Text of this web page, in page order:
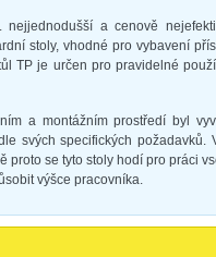
a cenově
stoly, vhodné pro vybavení
TP je určen pro pravidelné
a montážním prostředí byl
svých specifických požadavků.
se tyto stoly hodí pro práci
výšce pracovníka.